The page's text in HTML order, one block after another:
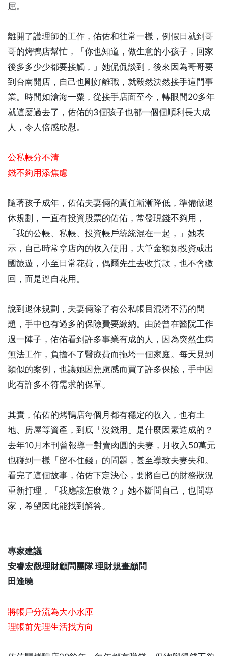
屈。
離開了護理師的工作，佑佑和往常一樣，例假日就到哥
哥的烤鴨店幫忙，「你也知道，做生意的小孩子，回家
後多多少少都要接觸，」她侃侃談到，後來因為哥哥要
到台南開店，自己也剛好離職，就毅然決然接手這門事
業。時間如滄海一粟，從接手店面至今，轉眼間20多年
就這麼過去了，佑佑的3個孩子也都一個個順利長大成
人，令人倍感欣慰。
公私帳分不清
錢不夠用添焦慮
隨著孩子成年，佑佑夫妻倆的責任漸漸降低，準備做退
休規劃，一直有投資股票的佑佑，常發現錢不夠用，
「我的公帳、私帳、投資帳戶統統混在一起，」她表
示，自己時常拿店內的收入使用，大筆金額如投資或出
國旅遊，小至日常花費，偶爾先生去收貨款，也不會繳
回，而是逕自花用。
說到退休規劃，夫妻倆除了有公私帳目混淆不清的問
題，手中也有過多的保險費要繳納。由於曾在醫院工作
過一陣子，佑佑看到許多事業有成的人，因為突然生病
無法工作，負擔不了醫療費而拖垮一個家庭。每天見到
類似的案例，也讓她因焦慮感而買了許多保險，手中因
此有許多不符需求的保單。
其實，佑佑的烤鴨店每個月都有穩定的收入，也有土
地、房屋等資產，到底「沒錢用」是什麼因素造成的？
去年10月本刊曾報導一對賣肉圓的夫妻，月收入50萬元
也碰到一樣「留不住錢」的問題，甚至導致夫妻失和。
看完了這個故事，佑佑下定決心，要將自己的財務狀況
重新打理，「我應該怎麼做？」她不斷問自己，也問專
家，希望因此能找到解答。
專家建議
安睿宏觀理財顧問團隊 理財規畫顧問
田逢曉
將帳戶分流為大小水庫
理帳前先理生活找方向